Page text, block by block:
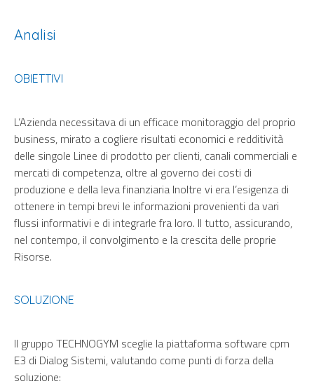
Analisi
OBIETTIVI
L’Azienda necessitava di un efficace monitoraggio del proprio
business, mirato a cogliere risultati economici e redditività
delle singole Linee di prodotto per clienti, canali commerciali e
mercati di competenza, oltre al governo dei costi di
produzione e della leva finanziaria Inoltre vi era l’esigenza di
ottenere in tempi brevi le informazioni provenienti da vari
flussi informativi e di integrarle fra loro. Il tutto, assicurando,
nel contempo, il convolgimento e la crescita delle proprie
Risorse.
SOLUZIONE
Il gruppo TECHNOGYM sceglie la piattaforma software cpm
E3 di Dialog Sistemi, valutando come punti di forza della
soluzione: